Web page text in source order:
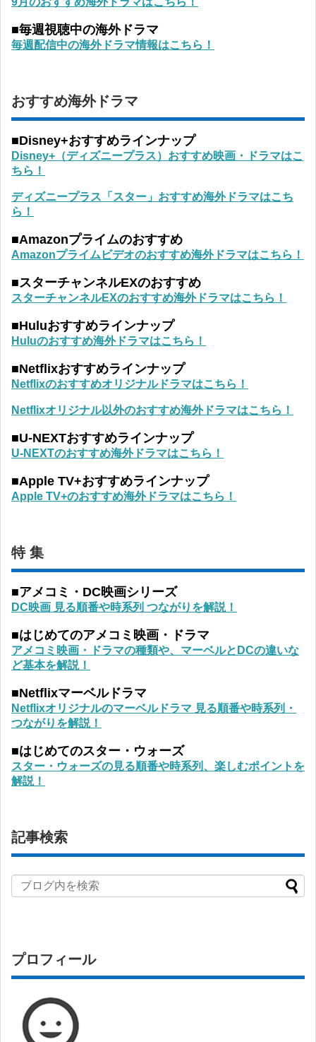
■毎週視聴中の海外ドラマ
毎週配信中の海外ドラマ情報はこちら！
おすすめ海外ドラマ
■Disney+おすすめラインナップ
Disney+（ディズニープラス）おすすめ映画・ドラマはこ
ちら！
ディズニープラス「スター」おすすめ海外ドラマはこち
ら！
■Amazonプライムのおすすめ
Amazonプライムビデオのおすすめ海外ドラマはこちら！
■スターチャンネルEXのおすすめ
スターチャンネルEXのおすすめ海外ドラマはこちら！
■Huluおすすめラインナップ
Huluのおすすめ海外ドラマはこちら！
■Netflixおすすめラインナップ
Netflixのおすすめオリジナルドラマはこちら！
Netflixオリジナル以外のおすすめ海外ドラマはこちら！
■U-NEXTおすすめラインナップ
U-NEXTのおすすめ海外ドラマはこちら！
■Apple TV+おすすめラインナップ
Apple TV+のおすすめ海外ドラマはこちら！
特 集
■アメコミ・DC映画シリーズ
DC映画 見る順番や時系列 つながりを解説！
■はじめてのアメコミ映画・ドラマ
アメコミ映画・ドラマの種類や、マーベルとDCの違いな
ど基本を解説！
■Netflixマーベルドラマ
Netflixオリジナルのマーベルドラマ 見る順番や時系列・
つながりを解説！
■はじめてのスター・ウォーズ
スター・ウォーズの見る順番や時系列、楽しむポイントを
解説！
記事検索
プロフィール